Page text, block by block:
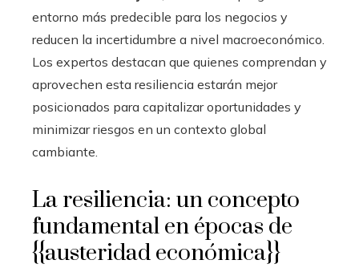
entorno más predecible para los negocios y
reducen la incertidumbre a nivel macroeconómico.
Los expertos destacan que quienes comprendan y
aprovechen esta resiliencia estarán mejor
posicionados para capitalizar oportunidades y
minimizar riesgos en un contexto global
cambiante.
La resiliencia: un concepto
fundamental en épocas de
{{austeridad económica}}